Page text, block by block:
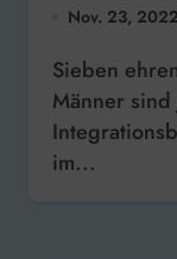
Nov. 23, 2022
Sieben ehrenamtlich tätige Frauen und
Männer
im...